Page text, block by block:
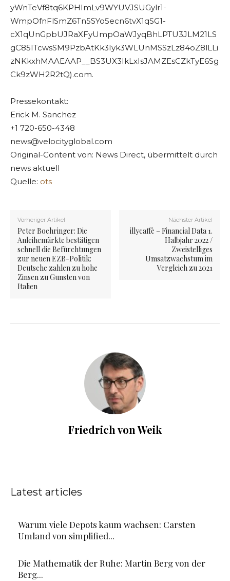
yWnTeVf8tq6KPHImLv9WYUVJSUGylr1-
WmpOfnFlSmZ6Tn5SYo5ecn6tvX1qSG1-
cX1qUnGpbUJRaXFyUmpOaWJyqBhLPTU3JLM21LS
gC85ITcwsSM9PzbAtKk3Iyk3WLUnMSSzLz84oZ8lLLi
zNKkxhMAAEAAP__BS3UX3IkLxIsJAMZEsCZkTyE6Sg
Ck9zWH2R2tQ).com.
Pressekontakt:
Erick M. Sanchez
+1 720-650-4348
news@velocityglobal.com
Original-Content von: News Direct, übermittelt durch
news aktuell
Quelle: ots
Vorheriger Artikel
Peter Boehringer: Die
Anleihemärkte bestätigen
schnell die Befürchtungen
zur neuen EZB-Politik:
Deutsche zahlen zu hohe
Zinsen zu Gunsten von
Italien
Nächster Artikel
illycaffè – Financial Data 1.
Halbjahr 2022 /
Zweistelliges
Umsatzwachstum im
Vergleich zu 2021
Friedrich von Weik
Latest articles
Warum viele Depots kaum wachsen: Carsten
Umland von simplified...
Die Mathematik der Ruhe: Martin Berg von der
Berg...